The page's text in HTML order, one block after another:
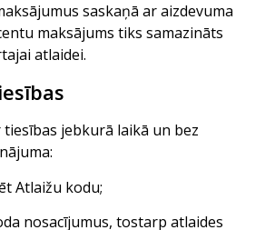
saskaņā ar aizdevuma
maksājums tiks samazināts
atlaidei.
tiesības jebkurā laikā un bez
Atlaižu kodu;
nosacījumus, tostarp atlaides